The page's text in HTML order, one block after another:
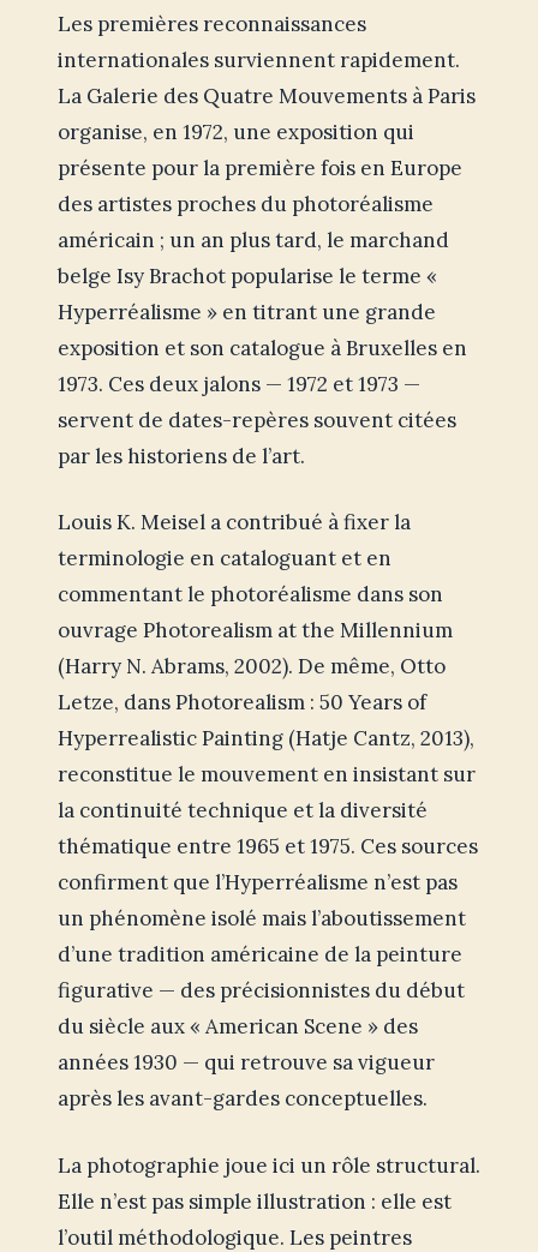
Les premières reconnaissances
internationales surviennent rapidement.
La Galerie des Quatre Mouvements à Paris
organise, en 1972, une exposition qui
présente pour la première fois en Europe
des artistes proches du photoréalisme
américain ; un an plus tard, le marchand
belge Isy Brachot popularise le terme «
Hyperréalisme » en titrant une grande
exposition et son catalogue à Bruxelles en
1973. Ces deux jalons — 1972 et 1973 —
servent de dates-repères souvent citées
par les historiens de l’art.
Louis K. Meisel a contribué à fixer la
terminologie en cataloguant et en
commentant le photoréalisme dans son
ouvrage Photorealism at the Millennium
(Harry N. Abrams, 2002). De même, Otto
Letze, dans Photorealism : 50 Years of
Hyperrealistic Painting (Hatje Cantz, 2013),
reconstitue le mouvement en insistant sur
la continuité technique et la diversité
thématique entre 1965 et 1975. Ces sources
confirment que l’Hyperréalisme n’est pas
un phénomène isolé mais l’aboutissement
d’une tradition américaine de la peinture
figurative — des précisionnistes du début
du siècle aux « American Scene » des
années 1930 — qui retrouve sa vigueur
après les avant-gardes conceptuelles.
La photographie joue ici un rôle structural.
Elle n’est pas simple illustration : elle est
l’outil méthodologique. Les peintres